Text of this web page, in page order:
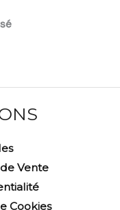
Vente
Cookies